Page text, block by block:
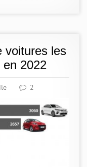
voitures les
en 2022
2